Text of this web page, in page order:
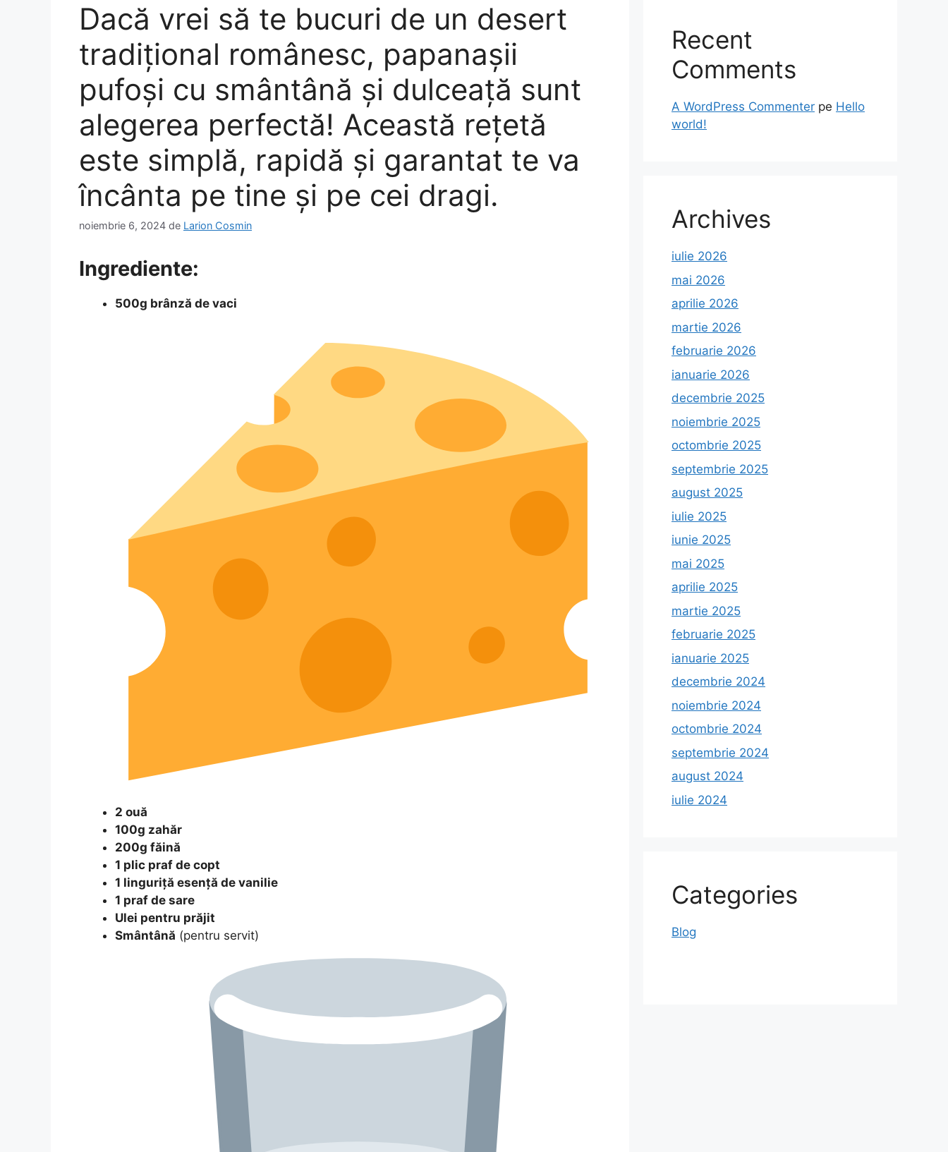
Dacă vrei să te bucuri de un desert
tradițional românesc, papanașii
pufoși cu smântână și dulceață sunt
alegerea perfectă! Această rețetă
este simplă, rapidă și garantat te va
încânta pe tine și pe cei dragi.
noiembrie 6, 2024 de Larion Cosmin
Ingrediente:
500g brânză de vaci
2 ouă
100g zahăr
200g făină
1 plic praf de copt
1 linguriță esență de vanilie
1 praf de sare
Ulei pentru prăjit
Smântână (pentru servit)
Recent
Comments
A WordPress Commenter pe Hello
world!
Archives
iulie 2026
mai 2026
aprilie 2026
martie 2026
februarie 2026
ianuarie 2026
decembrie 2025
noiembrie 2025
octombrie 2025
septembrie 2025
august 2025
iulie 2025
iunie 2025
mai 2025
aprilie 2025
martie 2025
februarie 2025
ianuarie 2025
decembrie 2024
noiembrie 2024
octombrie 2024
septembrie 2024
august 2024
iulie 2024
Categories
Blog